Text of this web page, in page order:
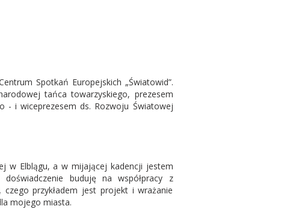
Spotkań Europejskich „Światowid”.
tańca towarzyskiego, prezesem
- i wiceprezesem ds. Rozwoju Światowej
w Elblągu, a w mijającej kadencji jestem
buduję na współpracy z
czego przykładem jest projekt i wrażanie
mojego miasta.